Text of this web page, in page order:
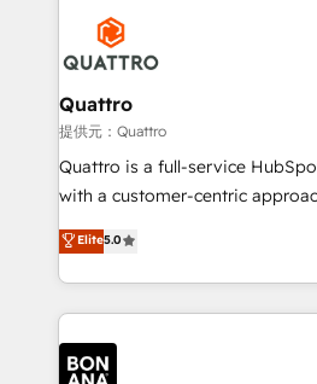
building an integrated growth
business, operational and
life, and creates a 360˚ view of
help your teams do more. We specialise in HubSpot
technical services, website
as well as agency services that
success. Now, more than ever you need to connect
customer service. It's time to
to create great customer
happen.
Quattro
提供元：Quattro
Quattro is a full-service
with a customer-centric
clients have the same needs,
bespoke approach for every
business growth strategies,
set-up, Migrations, Integrations,
Sales Hub, Marketing Hub,
Ops Hub Software, inbound
Elite5.0